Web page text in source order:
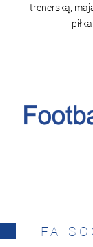
trenerską,
FA